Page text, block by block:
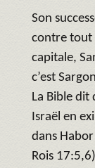
Son
contre tout
capitale,
c’est
La Bible dit
Israël en
dans
Rois